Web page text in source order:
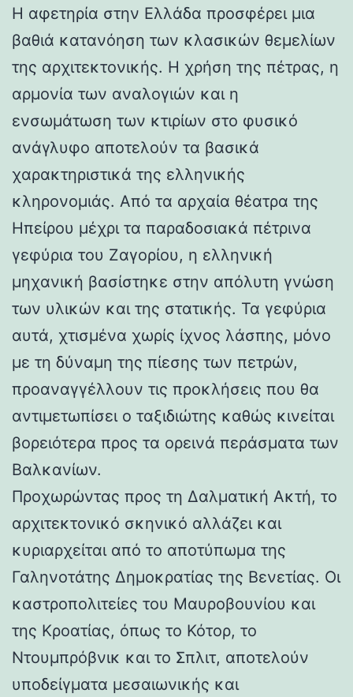
Η αφετηρία στην Ελλάδα προσφέρει μια
βαθιά κατανόηση των κλασικών θεμελίων
της αρχιτεκτονικής. Η χρήση της πέτρας, η
αρμονία των αναλογιών και η
ενσωμάτωση των κτιρίων στο φυσικό
ανάγλυφο αποτελούν τα βασικά
χαρακτηριστικά της ελληνικής
κληρονομιάς. Από τα αρχαία θέατρα της
Ηπείρου μέχρι τα παραδοσιακά πέτρινα
γεφύρια του Ζαγορίου, η ελληνική
μηχανική βασίστηκε στην απόλυτη γνώση
των υλικών και της στατικής. Τα γεφύρια
αυτά, χτισμένα χωρίς ίχνος λάσπης, μόνο
με τη δύναμη της πίεσης των πετρών,
προαναγγέλλουν τις προκλήσεις που θα
αντιμετωπίσει ο ταξιδιώτης καθώς κινείται
βορειότερα προς τα ορεινά περάσματα των
Βαλκανίων.
Προχωρώντας προς τη Δαλματική Ακτή, το
αρχιτεκτονικό σκηνικό αλλάζει και
κυριαρχείται από το αποτύπωμα της
Γαληνοτάτης Δημοκρατίας της Βενετίας. Οι
καστροπολιτείες του Μαυροβουνίου και
της Κροατίας, όπως το Κότορ, το
Ντουμπρόβνικ και το Σπλιτ, αποτελούν
υποδείγματα μεσαιωνικής και